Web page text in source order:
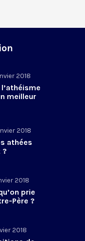
2018
meilleur
2018
athées
2018
prie
Père ?
2018